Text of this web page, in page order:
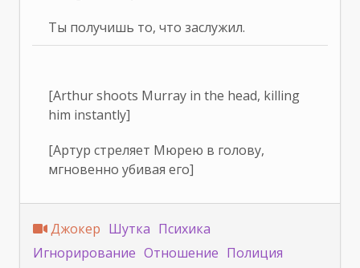
Ты получишь то, что заслужил.
[Arthur shoots Murray in the head, killing
him instantly]
[Артур стреляет Мюрею в голову,
мгновенно убивая его]
Джокер Шутка Психика
Игнорирование Отношение Полиция